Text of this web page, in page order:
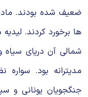
ضعیف شده بودند.
ها برخورد کردند.
شمالی آن دریای سیاه
مدیترانه بود.
جنگجویان یونانی و